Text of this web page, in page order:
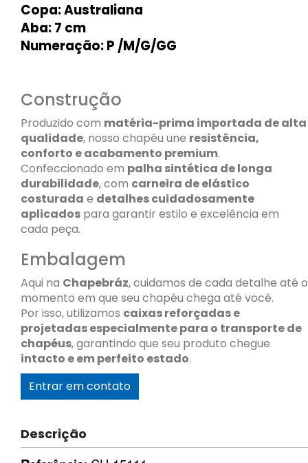
Copa: Australiana
Aba: 7 cm
Numeração: P /M/G/GG
Construção
Produzido com matéria-prima importada de alta
qualidade, nosso chapéu une resistência,
conforto e acabamento premium.
Confeccionado em palha sintética de longa
durabilidade, com carneira de elástico
costurada e detalhes cuidadosamente
aplicados para garantir estilo e excelência em
cada peça.
Embalagem
Aqui na Chapebráz, cuidamos de cada detalhe até o
momento em que seu chapéu chega até você.
Por isso, utilizamos caixas reforçadas e
projetadas especialmente para o transporte de
chapéus, garantindo que seu produto chegue
intacto e em perfeito estado.
Entrar em contato
Descrição